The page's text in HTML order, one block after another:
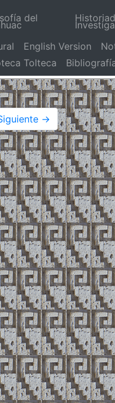
del
English Version
Tolteca
→